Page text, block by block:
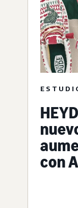
con